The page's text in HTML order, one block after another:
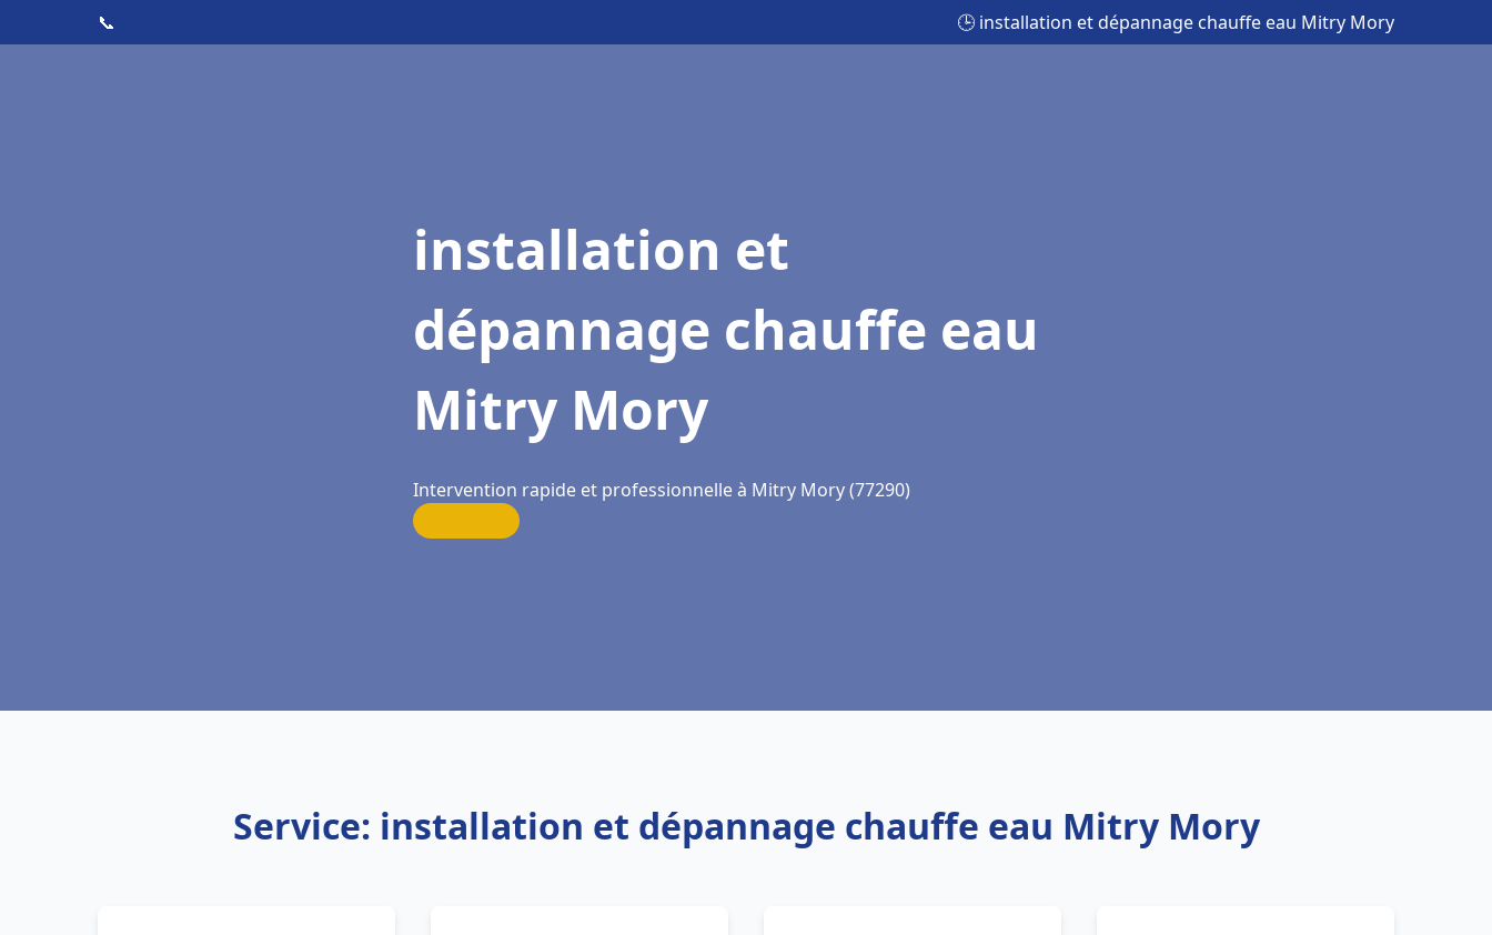
📞 🕒 installation et dépannage chauffe eau Mitry Mory
installation et
dépannage chauffe eau
Mitry Mory
Intervention rapide et professionnelle à Mitry Mory (77290)
Service: installation et dépannage chauffe eau Mitry Mory